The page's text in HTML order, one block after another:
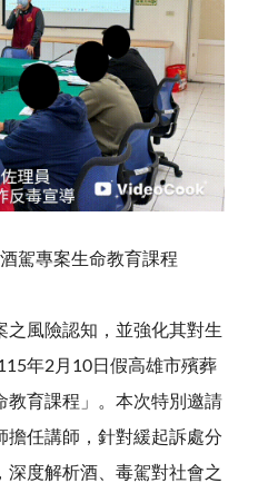
駕專案生命教育課程
之風險認知，並強化其對生
年2月10日假高雄市殯葬
教育課程」。本次特別邀請
擔任講師，針對緩起訴處分
深度解析酒、毒駕對社會之